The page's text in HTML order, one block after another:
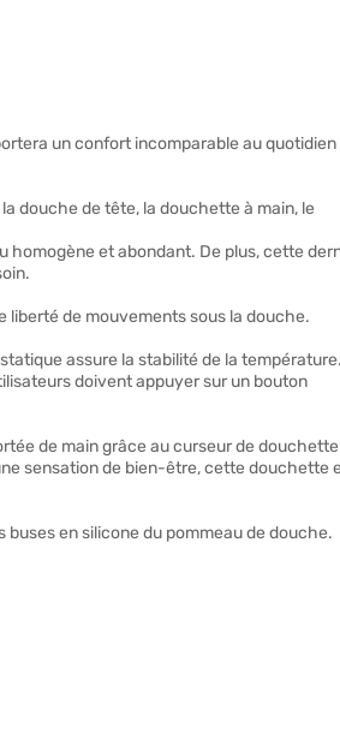
un confort incomparable au quotidien
douche de tête, la douchette à main, le
homogène et abondant. De plus, cette
liberté de mouvements sous la douche.
assure la stabilité de la
doivent appuyer sur un bouton
de main grâce au curseur de douchette
sensation de bien-être, cette douchette
en silicone du pommeau de douche.